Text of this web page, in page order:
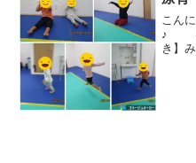
こん
♪ 【
き】